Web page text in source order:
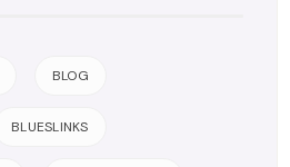
BLOG
BLUESLINKS